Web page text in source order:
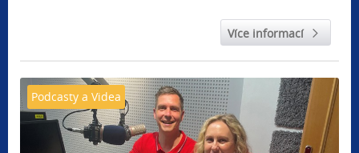
Více informací
Podcasty a Videa